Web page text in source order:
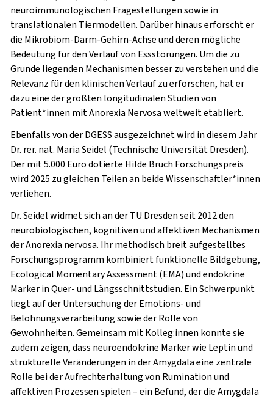
neuroimmunologischen Fragestellungen sowie in
translationalen Tiermodellen. Darüber hinaus erforscht er
die Mikrobiom-Darm-Gehirn-Achse und deren mögliche
Bedeutung für den Verlauf von Essstörungen. Um die zu
Grunde liegenden Mechanismen besser zu verstehen und die
Relevanz für den klinischen Verlauf zu erforschen, hat er
dazu eine der größten longitudinalen Studien von
Patient*innen mit Anorexia Nervosa weltweit etabliert.
Ebenfalls von der DGESS ausgezeichnet wird in diesem Jahr
Dr. rer. nat. Maria Seidel (Technische Universität Dresden).
Der mit 5.000 Euro dotierte Hilde Bruch Forschungspreis
wird 2025 zu gleichen Teilen an beide Wissenschaftler*innen
verliehen.
Dr. Seidel widmet sich an der TU Dresden seit 2012 den
neurobiologischen, kognitiven und affektiven Mechanismen
der Anorexia nervosa. Ihr methodisch breit aufgestelltes
Forschungsprogramm kombiniert funktionelle Bildgebung,
Ecological Momentary Assessment (EMA) und endokrine
Marker in Quer- und Längsschnittstudien. Ein Schwerpunkt
liegt auf der Untersuchung der Emotions- und
Belohnungsverarbeitung sowie der Rolle von
Gewohnheiten. Gemeinsam mit Kolleg:innen konnte sie
zudem zeigen, dass neuroendokrine Marker wie Leptin und
strukturelle Veränderungen in der Amygdala eine zentrale
Rolle bei der Aufrechterhaltung von Rumination und
affektiven Prozessen spielen – ein Befund, der die Amygdala